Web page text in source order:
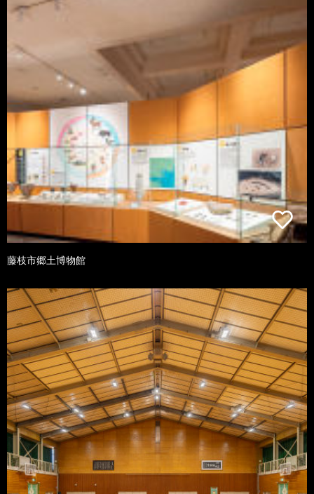
藤枝市郷土博物館